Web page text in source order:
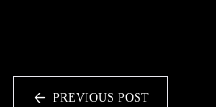
PREVIOUS POST